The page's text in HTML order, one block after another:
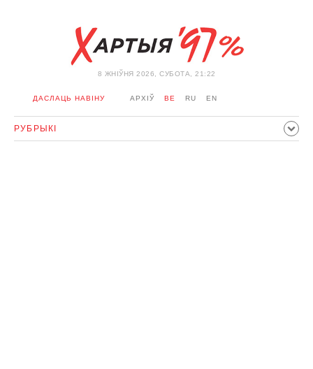
8 ЖНIЎНЯ 2026, СУБОТА, 21:22
ДАСЛАЦЬ НАВІНУ АРХІЎ BE RU EN
РУБРЫКІ